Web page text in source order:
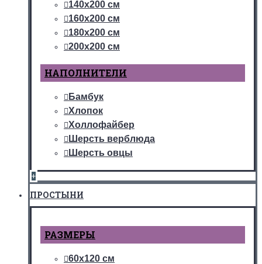
140х200 см
160х200 см
180х200 см
200х200 см
НАПОЛНИТЕЛИ
Бамбук
Хлопок
Холлофайбер
Шерсть верблюда
Шерсть овцы
+
ПРОСТЫНИ
РАЗМЕРЫ
60х120 см